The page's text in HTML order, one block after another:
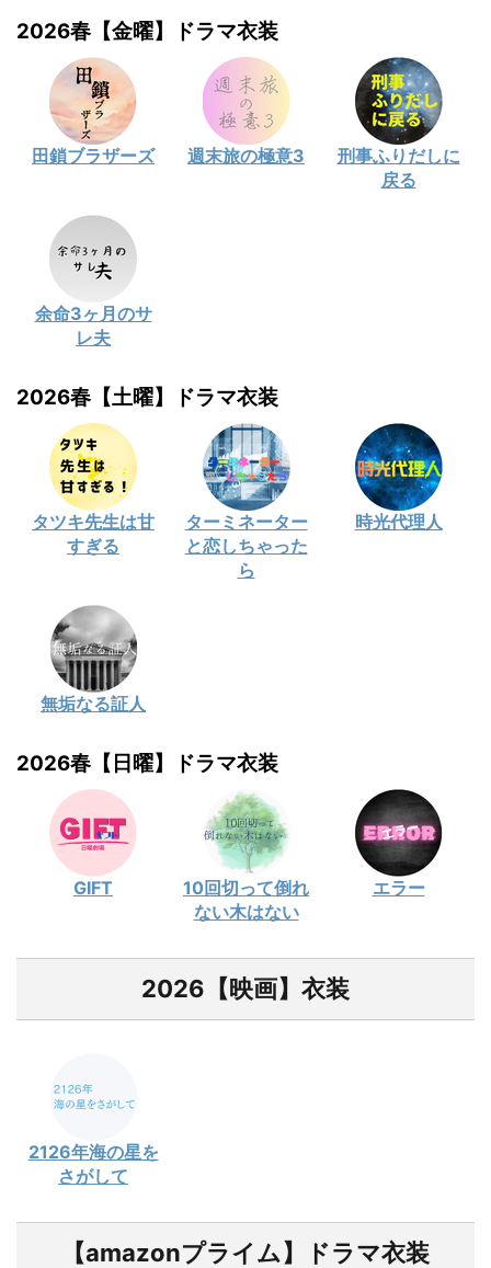
2026春【金曜】ドラマ衣装
田鎖ブラザーズ 週末旅の極意3
刑事ふりだしに
戻る
余命3ヶ月のサ
レ夫
2026春【土曜】ドラマ衣装
タツキ先生は甘
すぎる
ターミネーター
と恋しちゃった
ら
時光代理人
無垢なる証人
2026春【日曜】ドラマ衣装
GIFT
10回切って倒れ
ない木はない
エラー
2026【映画】衣装
2126年海の星を
さがして
【amazonプライム】ドラマ衣装